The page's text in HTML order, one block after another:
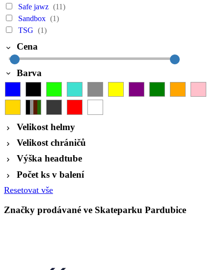
Safe jawz (11)
Sandbox (1)
TSG (1)
Cena
Barva
Velikost helmy
Velikost chráničů
Výška headtube
Počet ks v balení
Resetovat vše
Značky prodávané ve Skateparku Pardubice